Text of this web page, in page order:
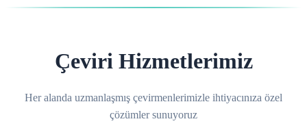
Çeviri Hizmetlerimiz
Her alanda uzmanlaşmış çevirmenlerimizle ihtiyacınıza özel
çözümler sunuyoruz